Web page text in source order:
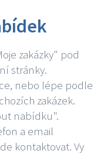
zakázky" pod
stránky.
nebo lépe podle
zakázek.
nabídku".
a email
kontaktovat. Vy